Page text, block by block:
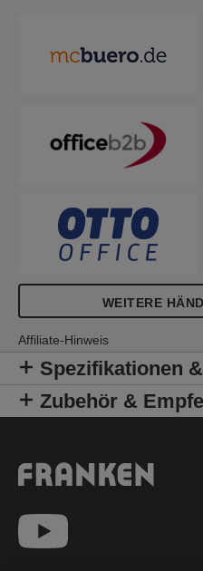
WEITERE
Affiliate-Hinweis
Spezifikationen
Zubehör &